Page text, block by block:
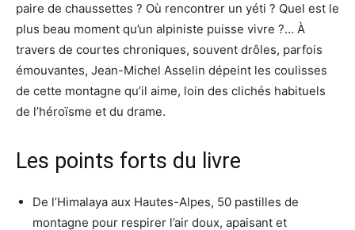
paire de chaussettes ? Où rencontrer un yéti ? Quel est le
plus beau moment qu’un alpiniste puisse vivre ?… À
travers de courtes chroniques, souvent drôles, parfois
émouvantes, Jean-Michel Asselin dépeint les coulisses
de cette montagne qu’il aime, loin des clichés habituels
de l’héroïsme et du drame.
Les points forts du livre
De l’Himalaya aux Hautes-Alpes, 50 pastilles de
montagne pour respirer l’air doux, apaisant et